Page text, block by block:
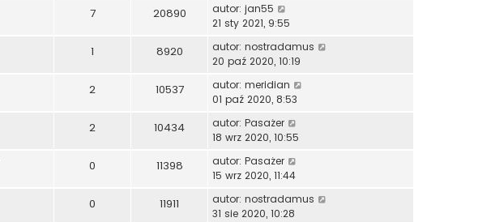
7 20890 autor: jan55
21 sty 2021, 9:55
1 8920 autor: nostradamus
20 paź 2020, 10:19
2 10537 autor: meridian
01 paź 2020, 8:53
2 10434 autor: Pasażer
18 wrz 2020, 10:55
0 11398 autor: Pasażer
15 wrz 2020, 11:44
0 11911 autor: nostradamus
31 sie 2020, 10:28